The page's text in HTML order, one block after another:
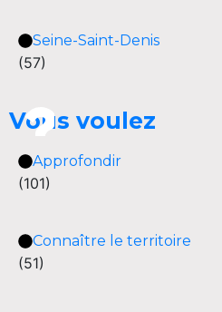
Seine-Saint-Denis
(57)
Vous voulez
Approfondir
(101)
Connaître le territoire
(51)